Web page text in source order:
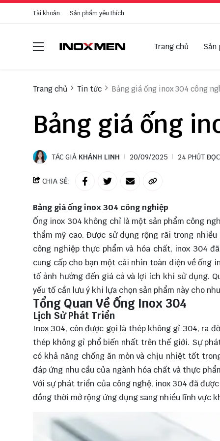
Tài khoản Sản phẩm yêu thích
Trang chủ Sản
Trang chủ Tin tức Bảng giá ống inox 304 công
Bảng giá ống
TÁC GIẢ KHÁNH LINH 20/09/2025 24 PHÚT ĐỌC
CHIA SẺ:
Bảng giá ống inox 304 công nghiệp
Ống inox 304 không chỉ là một sản phẩm công
thẩm mỹ cao. Được sử dụng rộng rãi trong
công nghiệp thực phẩm và hóa chất, inox 304
cung cấp cho bạn một cái nhìn toàn diện về ống
tố ảnh hưởng đến giá cả và lợi ích khi sử dụng.
yếu tố cần lưu ý khi lựa chọn sản phẩm này cho
Tổng Quan Về Ống Inox 304
Lịch Sử Phát Triển
Inox 304, còn được gọi là thép không gỉ 304, ra
thép không gỉ phổ biến nhất trên thế giới. Sự
có khả năng chống ăn mòn và chịu nhiệt tốt
đáp ứng nhu cầu của ngành hóa chất và thực
Với sự phát triển của công nghệ, inox 304 đã
đồng thời mở rộng ứng dụng sang nhiều lĩnh vực